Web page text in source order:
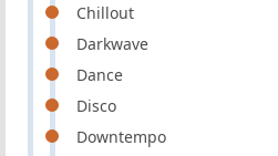
Chillout
Darkwave
Dance
Disco
Downtempo